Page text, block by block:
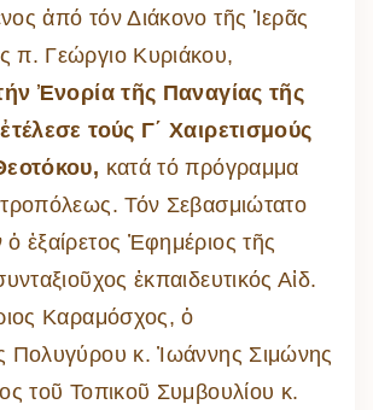
ἀπό τόν Διάκονο τῆς Ἱερᾶς
π. Γεώργιο Κυριάκου,
Ἐνορία τῆς Παναγίας τῆς
τούς Γ΄ Χαιρετισμούς
κατά τό πρόγραμμα
Τόν Σεβασμιώτατο
ἐξαίρετος Ἐφημέριος τῆς
ἐκπαιδευτικός Αἰδ.
Καραμόσχος, ὁ
Πολυγύρου κ. Ἰωάννης Σιμώνης
τοῦ Τοπικοῦ Συμβουλίου κ.